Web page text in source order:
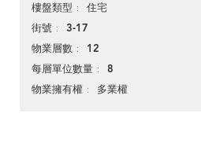
樓盤類型 住宅
街號 3-17
物業層數 12
每層單位數量 8
物業擁有權 多業權